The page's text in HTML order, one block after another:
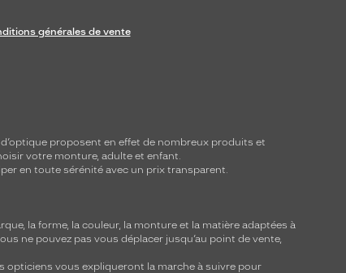
générales de vente
d’optique proposent en effet de nombreux produits et
votre monture, adulte et enfant.
en toute sérénité avec un prix transparent.
la forme, la couleur, la monture et la matière adaptées à
ne pouvez pas vous déplacer jusqu’au point de vente,
opticiens vous expliqueront la marche à suivre pour